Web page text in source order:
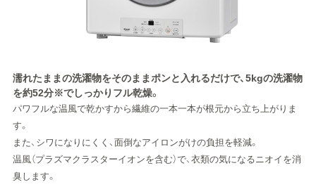
濡れたままの洗濯物をそのままポンと入れるだけで、5kgの洗濯物
を約52分※でしっかりフル乾燥。
パワフルな温風で乾かすから繊維の一本一本が根元から立ち上がりま
す。
また、シワになりにくく、面倒なアイロンがけの負担を軽減。
温風（プラズマクラスターイオンを含む）で、衣類の気になるニオイを消
臭します。